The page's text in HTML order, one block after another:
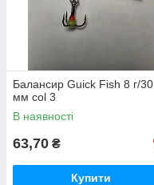
Балансир Guick Fish 8 г/30
мм col 3
В наявності
63,70 ₴
Купити